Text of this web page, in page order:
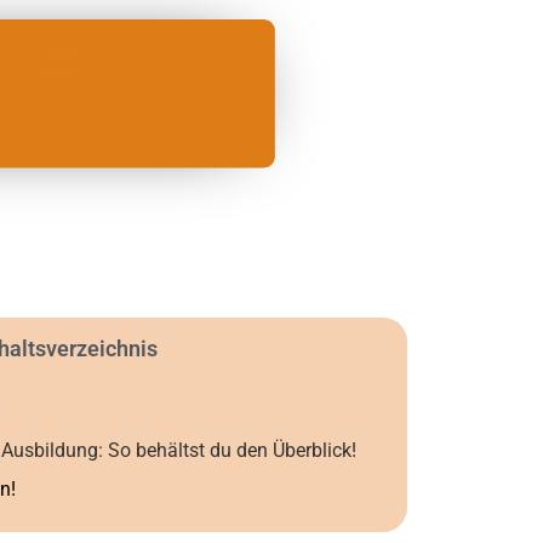
So behältst du den Überblick!